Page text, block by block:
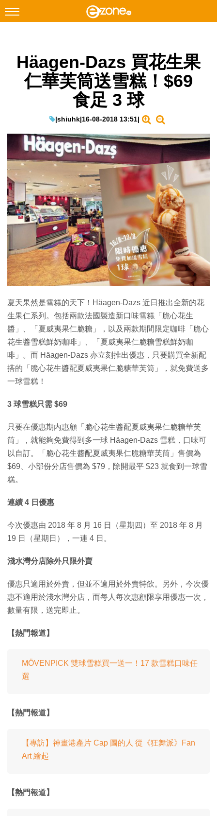
Facebook Instagram
科技焦點
教學評測
EduTech
IT Times
生成式AI與雲端應用
Enterprise Digital Transformation
特集
Häagen-Dazs 買花生果
仁華芙筒送雪糕！$69
食足 3 球
|shiuhk|16-08-2018 13:51|
夏天果然是雪糕的天下！Häagen-Dazs 近日推出全新的花
生果仁系列。包括兩款法國製造新口味雪糕「脆心花生
醬」、「夏威夷果仁脆糖」，以及兩款期間限定咖啡「脆心
花生醬雪糕鮮奶咖啡」、「夏威夷果仁脆糖雪糕鮮奶咖
啡」。而 Häagen-Dazs 亦立刻推出優惠，只要購買全新配
搭的「脆心花生醬配夏威夷果仁脆糖華芙筒」，就免費送多
一球雪糕！
3 球雪糕只需 $69
只要在優惠期内惠顧「脆心花生醬配夏威夷果仁脆糖華芙
筒」，就能夠免費得到多一球 Häagen-Dazs 雪糕，口味可
以自訂。「脆心花生醬配夏威夷果仁脆糖華芙筒」售價為
$69、小部份分店售價為 $79，除開最平 $23 就食到一球雪
糕。
連續 4 日優惠
今次優惠由 2018 年 8 月 16 日（星期四）至 2018 年 8 月
19 日（星期日），一連 4 日。
淺水灣分店除外只限外賣
優惠只適用於外賣，但並不適用於外賣特飲。另外，今次優
惠不適用於淺水灣分店，而每人每次惠顧限享用優惠一次，
數量有限，送完即止。
【熱門報道】
MÖVENPICK 雙球雪糕買一送一！17 款雪糕口味任
選
【熱門報道】
【專訪】神畫港產片 Cap 圖的人 從《狂舞派》Fan
Art 繪起
【熱門報道】